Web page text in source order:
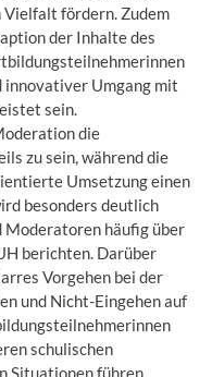
fördern. Zudem
der Inhalte des
innovativer Umgang mit
sein.
die
zu sein, während die
Umsetzung einen
besonders deutlich
Moderatoren häufig über
berichten. Darüber
Vorgehen bei der
und Nicht-Eingehen auf
schulischen
Situationen führen